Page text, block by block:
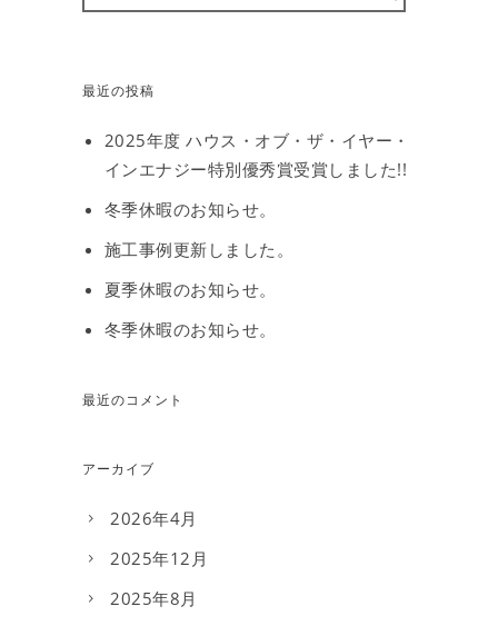
最近の投稿
2025年度 ハウス・オブ・ザ・イヤー・
インエナジー特別優秀賞受賞しました!!
冬季休暇のお知らせ。
施工事例更新しました。
夏季休暇のお知らせ。
冬季休暇のお知らせ。
最近のコメント
アーカイブ
2026年4月
2025年12月
2025年8月